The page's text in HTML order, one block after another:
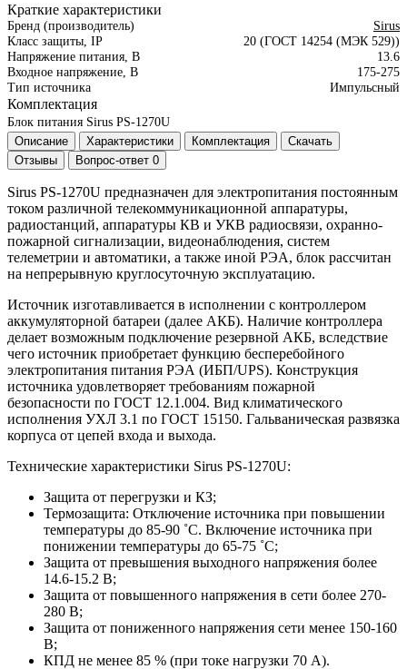
Краткие характеристики
Бренд (производитель)
Sirus
Класс защиты, IP
20 (ГОСТ 14254 (МЭК 529))
Напряжение питания, В
13.6
Входное напряжение, В
175-275
Тип источника
Импульсный
Комплектация
Блок питания Sirus PS-1270U
Описание
Характеристики Комплектация
Скачать
Отзывы
Вопрос-ответ 0
Sirus PS-1270U​​ предназначен для электропитания постоянным
током различной телекоммуникационной аппаратуры,
радиостанций, аппаратуры КВ и УКВ радиосвязи, охранно-
пожарной сигнализации, видеонаблюдения, систем
телеметрии и автоматики, а также иной РЭА, блок рассчитан
на непрерывную круглосуточную эксплуатацию.
Источник изготавливается в исполнении с контроллером
аккумуляторной батареи (далее АКБ). Наличие контроллера
делает возможным подключение резервной АКБ, вследствие
чего источник приобретает функцию бесперебойного
электропитания питания РЭА (ИБП/UPS). Конструкция
источника удовлетворяет требованиям пожарной
безопасности по ГОСТ 12.1.004. Вид климатического
исполнения УХЛ 3.1 по ГОСТ 15150. Гальваническая развязка
корпуса от цепей входа и выхода.
Технические характеристики Sirus PS-1270U:
Защита от перегрузки и КЗ;
Термозащита: Отключение источника при повышении
температуры до 85-90 ˚С. Включение источника при
понижении температуры до 65-75 ˚С;
Защита от превышения выходного напряжения более
14.6-15.2 В;
Защита от повышенного напряжения в сети более 270-
280 В;
Защита от пониженного напряжения сети менее 150-160
В;
КПД не менее 85 % (при токе нагрузки 70 А).